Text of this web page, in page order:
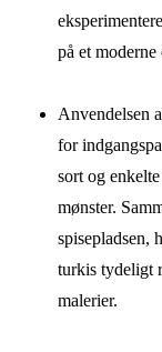
på et
Anvendelsen
for
sort og
mønster.
spisepladsen,
turkis tydeligt
malerier.